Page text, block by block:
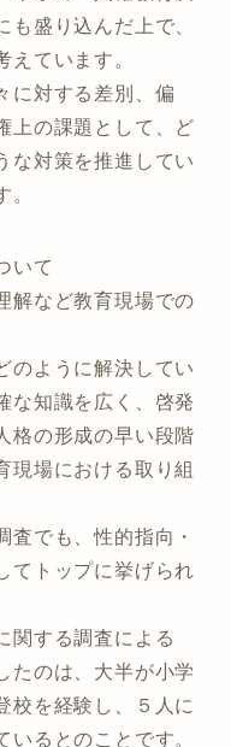
盛り込んだ上で、
えています。
に対する差別、偏
上の課題として、ど
な対策を推進してい
。
いて
解など教育現場での
のように解決してい
な知識を広く、啓発
格の形成の早い段階
現場における取り組
査でも、性的指向・
てトップに挙げられ
関する調査による
たのは、大半が小学
校を経験し、５人に
いるとのことです。